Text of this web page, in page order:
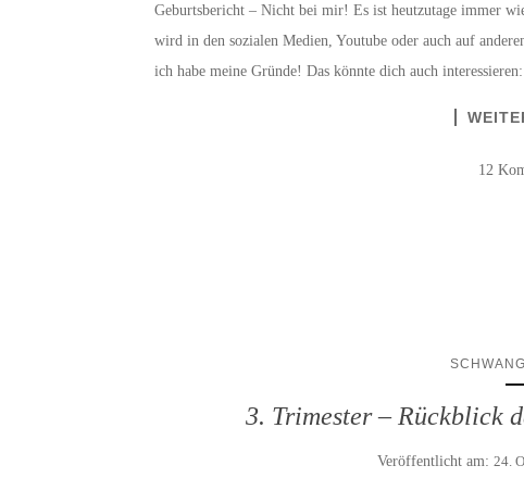
Geburtsbericht – Nicht bei mir! Es ist heutzutage immer
wird in den sozialen Medien, Youtube oder auch auf
ich habe meine Gründe! Das könnte dich auch
12
3. Trimester – Rückblick
Veröffentlicht am: 24.